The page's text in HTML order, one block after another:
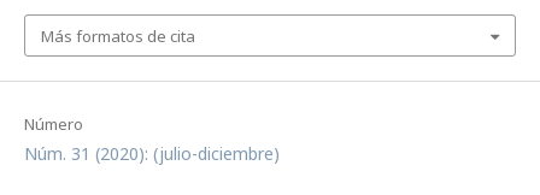
Número
Núm. 31 (2020): (julio-diciembre)
Más formatos de cita